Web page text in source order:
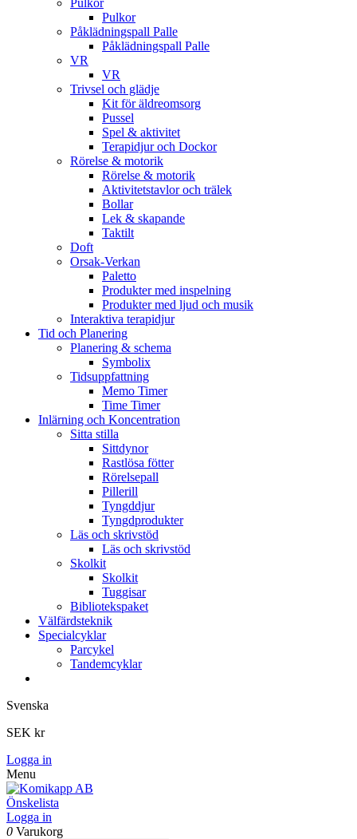
Pulkor
Påklädningspall Palle
Påklädningspall Palle
VR
VR
Trivsel och glädje
Kit för äldreomsorg
Pussel
Spel & aktivitet
Terapidjur och Dockor
Rörelse & motorik
Rörelse & motorik
Aktivitetstavlor och trälek
Bollar
Lek & skapande
Taktilt
Doft
Orsak-Verkan
Paletto
Produkter med inspelning
Produkter med ljud och musik
Interaktiva terapidjur
Tid och Planering
Planering & schema
Symbolix
Tidsuppfattning
Memo Timer
Time Timer
Inlärning och Koncentration
Sitta stilla
Sittdynor
Rastlösa fötter
Rörelsepall
Pillerill
Tyngddjur
Tyngdprodukter
Läs och skrivstöd
Läs och skrivstöd
Skolkit
Skolkit
Tuggisar
Bibliotekspaket
Välfärdsteknik
Specialcyklar
Parcykel
Tandemcyklar
Svenska
SEK kr
Logga in
Menu
Önskelista
Logga in
0 Varukorg